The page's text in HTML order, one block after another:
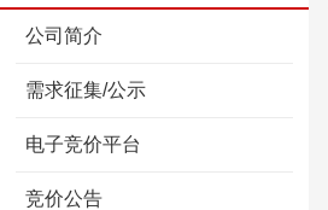
公司简介
需求征集/公示
电子竞价平台
竞价公告